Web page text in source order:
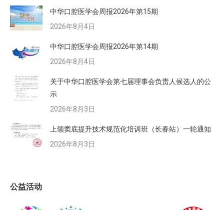
中华口腔医学会周报2026年第15期
2026年8月4日
中华口腔医学会周报2026年第14期
2026年8月4日
关于中华口腔医学会第七届理事会负责人候选人的公
示
2026年8月3日
上颌窦底提升技术规范化培训班（长春站）一轮通知
2026年8月3日
公益活动